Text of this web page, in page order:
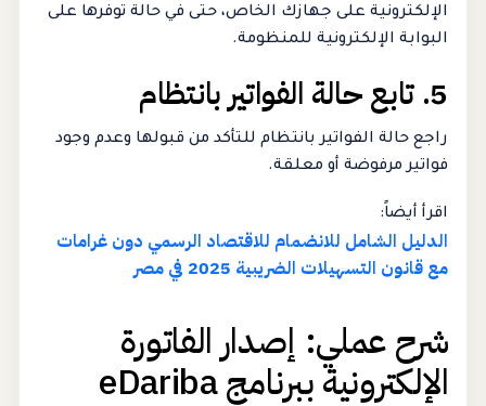
الإلكترونية على جهازك الخاص، حتى في حالة توفرها على
البوابة الإلكترونية للمنظومة.
5. تابع حالة الفواتير بانتظام
راجع حالة الفواتير بانتظام للتأكد من قبولها وعدم وجود
فواتير مرفوضة أو معلقة.
اقرأ أيضاً:
الدليل الشامل للانضمام للاقتصاد الرسمي دون غرامات
مع قانون التسهيلات الضريبية 2025 في مصر
شرح عملي: إصدار الفاتورة
الإلكترونية ببرنامج eDariba